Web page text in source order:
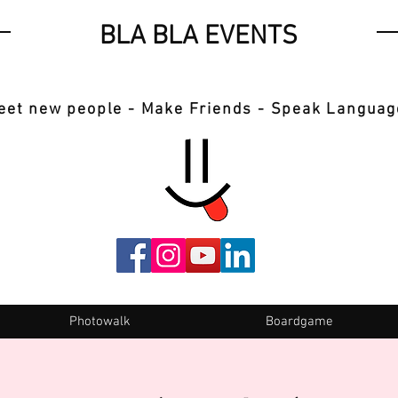
BLA BLA EVENTS
new people - Make Friends - Speak
Photowalk Boardgame